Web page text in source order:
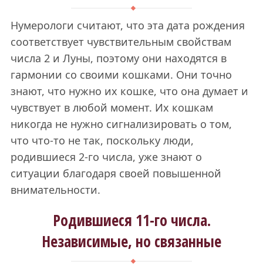
Нумерологи считают, что эта дата рождения
соответствует чувствительным свойствам
числа 2 и Луны, поэтому они находятся в
гармонии со своими кошками. Они точно
знают, что нужно их кошке, что она думает и
чувствует в любой момент. Их кошкам
никогда не нужно сигнализировать о том,
что что-то не так, поскольку люди,
родившиеся 2-го числа, уже знают о
ситуации благодаря своей повышенной
внимательности.
Родившиеся 11-го числа.
Независимые, но связанные